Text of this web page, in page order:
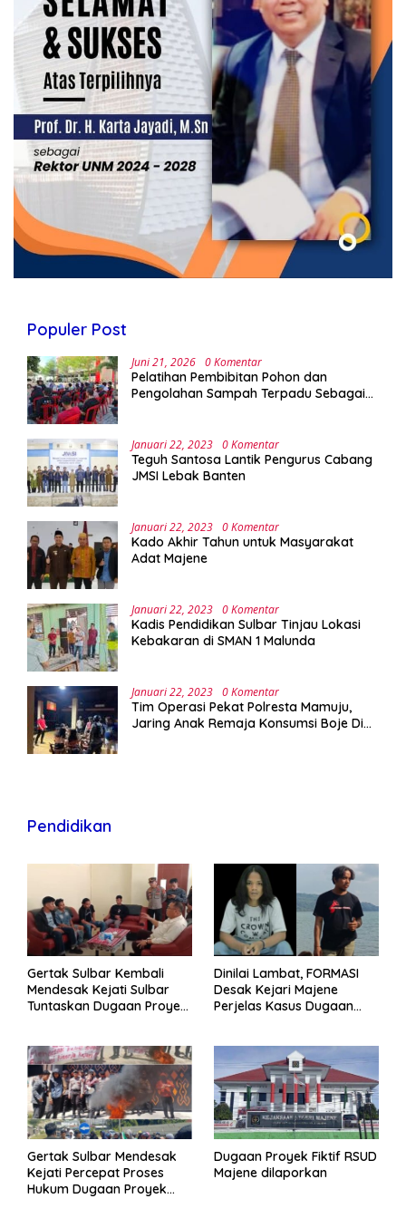
Populer Post
Juni 21, 2026 0 Komentar
Pelatihan Pembibitan Pohon dan
Pengolahan Sampah Terpadu Sebagai
Januari 22, 2023 0 Komentar
Teguh Santosa Lantik Pengurus Cabang
JMSI Lebak Banten
Januari 22, 2023 0 Komentar
Kado Akhir Tahun untuk Masyarakat
Adat Majene
Januari 22, 2023 0 Komentar
Kadis Pendidikan Sulbar Tinjau Lokasi
Kebakaran di SMAN 1 Malunda
Januari 22, 2023 0 Komentar
Tim Operasi Pekat Polresta Mamuju,
Jaring Anak Remaja Konsumsi Boje Di
Pendidikan
Gertak Sulbar Kembali
Mendesak Kejati Sulbar
Tuntaskan Dugaan Proyek
Dinilai Lambat, FORMASI
Desak Kejari Majene
Perjelas Kasus Dugaan
Gertak Sulbar Mendesak
Kejati Percepat Proses
Hukum Dugaan Proyek
Dugaan Proyek Fiktif RSUD
Majene dilaporkan